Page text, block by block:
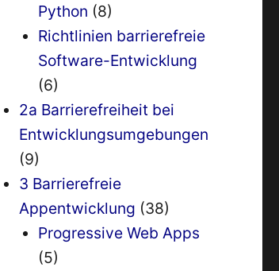
Python (8)
Richtlinien barrierefreie
Software-Entwicklung
(6)
2a Barrierefreiheit bei
Entwicklungsumgebungen
(9)
3 Barrierefreie
Appentwicklung (38)
Progressive Web Apps
(5)